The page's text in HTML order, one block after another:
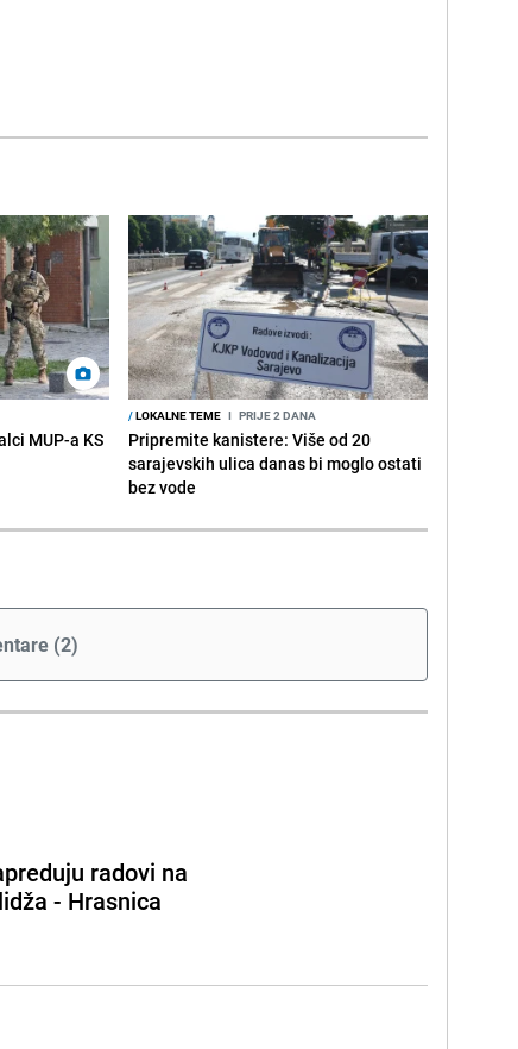
MUP-a KS
/LOKALNE TEME I PRIJE 2 DANA
Pripremite kanistere: Više od 20
sarajevskih ulica danas bi moglo ostati
bez vode
(2)
radovi na
- Hrasnica